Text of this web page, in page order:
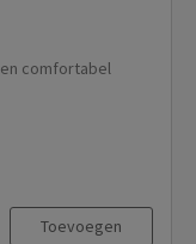
comfortabel
Toevoegen